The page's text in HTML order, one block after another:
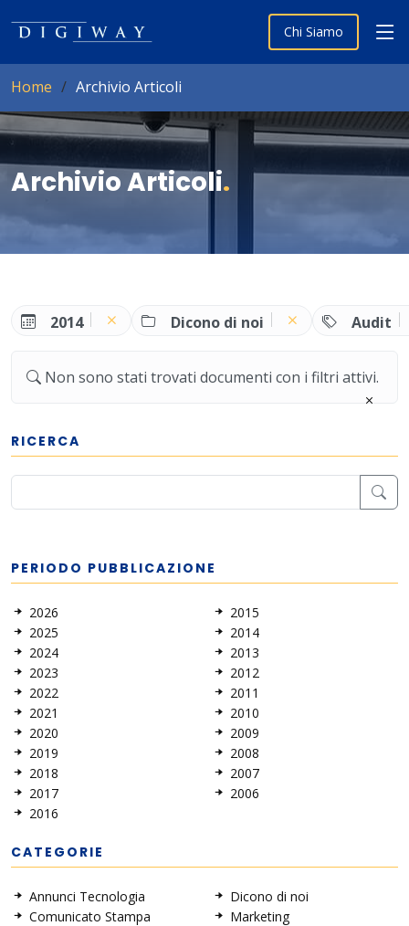
Chi Siamo
Home Archivio Articoli
Archivio Articoli.
2014 Dicono di noi Audit
Non sono stati trovati documenti con i filtri attivi.
RICERCA
PERIODO PUBBLICAZIONE
2026
2025
2024
2023
2022
2021
2020
2019
2018
2017
2016
2015
2014
2013
2012
2011
2010
2009
2008
2007
2006
CATEGORIE
Annunci Tecnologia
Comunicato Stampa
Dicono di noi
Marketing